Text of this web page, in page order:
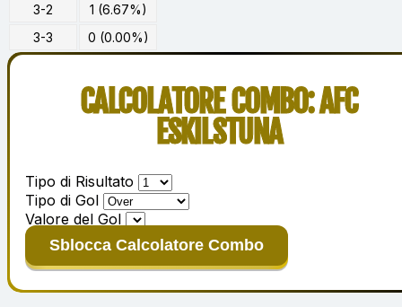
3-2
1 (6.67%)
3-3
0 (0.00%)
CALCOLATORE COMBO: AFC
ESKILSTUNA
Tipo di Risultato
Tipo di Gol
Valore del Gol
Sblocca Calcolatore Combo